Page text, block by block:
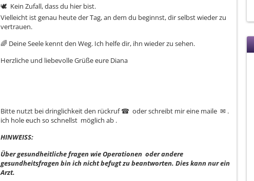
🕊 ️ Kein Zufall, dass du hier bist.
Vielleicht ist genau heute der Tag, an dem du beginnst, dir selbst wieder zu
vertrauen.
🌈 Deine Seele kennt den Weg. Ich helfe dir, ihn wieder zu sehen.
Herzliche und liebevolle Grüße eure Diana
Bitte nutzt bei dringlichkeit den rückruf ☎ ️ oder schreibt mir eine maile ✉ ️.
ich hole euch so schnellst möglich ab .
HINWEISS:
Über gesundheitliche fragen wie Operationen oder andere
gesundheitsfragen bin ich nicht befugt zu beantworten. Dies kann nur ein
Arzt.